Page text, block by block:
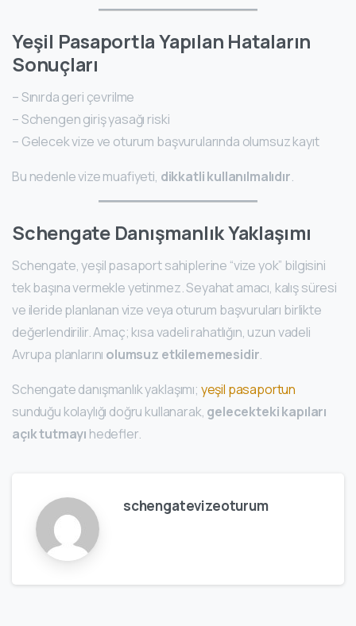
Yeşil Pasaportla Yapılan Hataların
Sonuçları
– Sınırda geri çevrilme
– Schengen giriş yasağı riski
– Gelecek vize ve oturum başvurularında olumsuz kayıt
Bu nedenle vize muafiyeti, dikkatli kullanılmalıdır.
Schengate Danışmanlık Yaklaşımı
Schengate, yeşil pasaport sahiplerine “vize yok” bilgisini
tek başına vermekle yetinmez. Seyahat amacı, kalış süresi
ve ileride planlanan vize veya oturum başvuruları birlikte
değerlendirilir. Amaç; kısa vadeli rahatlığın, uzun vadeli
Avrupa planlarını olumsuz etkilememesidir.
Schengate danışmanlık yaklaşımı; yeşil pasaportun
sunduğu kolaylığı doğru kullanarak, gelecekteki kapıları
açık tutmayı hedefler.
schengatevizeoturum